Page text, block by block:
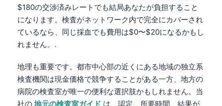
$180の交渉済みレートでも結局あなたが負担すること
になります。検査がネットワーク内で完全にカバーされ
ているなら、同じ採血でも費用は$0〜$20になるかもし
れません。.
地理も重要です。都市中心部の近くにある地域の独立系
検査機関は現金価格で競争することがある一方、地方の
病院の検査室が唯一の便利な選択肢かもしれません。当
社の地元の検査室ガイド は、認定、所要時間、結果が
O‘zbekcha
Català
Қазақ тілі
Suomi
Hrvatski
Slovenčina